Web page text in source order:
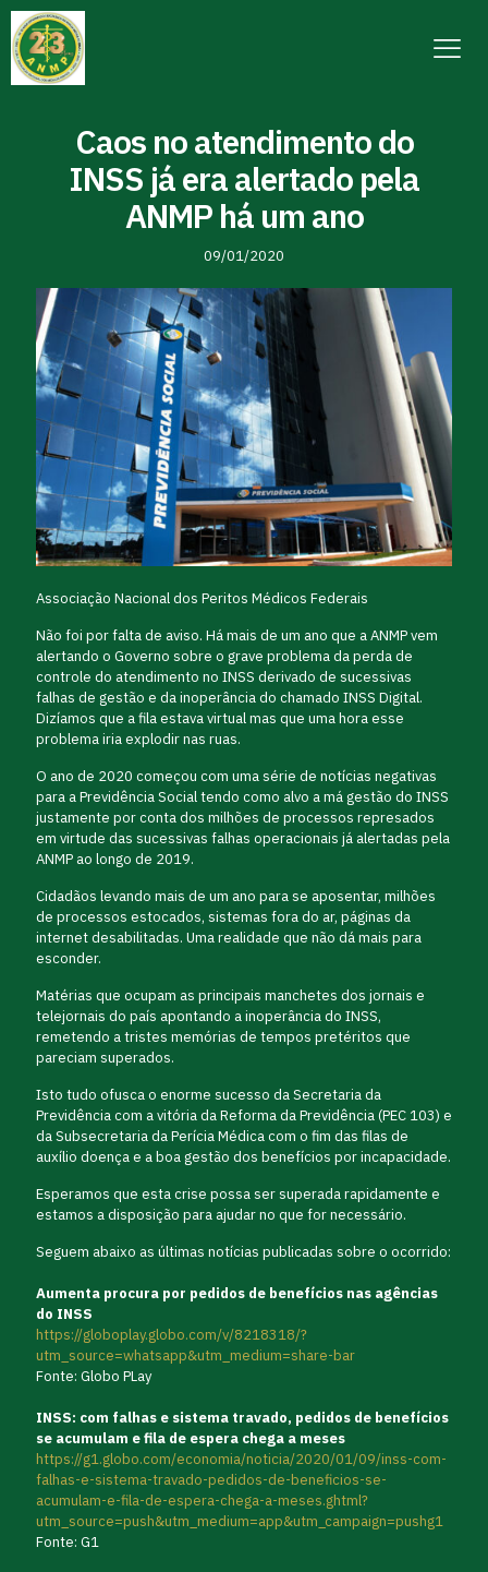
Caos no atendimento do
INSS já era alertado pela
ANMP há um ano
09/01/2020
Associação Nacional dos Peritos Médicos Federais
Não foi por falta de aviso. Há mais de um ano que a ANMP vem
alertando o Governo sobre o grave problema da perda de
controle do atendimento no INSS derivado de sucessivas
falhas de gestão e da inoperância do chamado INSS Digital.
Dizíamos que a fila estava virtual mas que uma hora esse
problema iria explodir nas ruas.
O ano de 2020 começou com uma série de notícias negativas
para a Previdência Social tendo como alvo a má gestão do INSS
justamente por conta dos milhões de processos represados
em virtude das sucessivas falhas operacionais já alertadas pela
ANMP ao longo de 2019.
Cidadãos levando mais de um ano para se aposentar, milhões
de processos estocados, sistemas fora do ar, páginas da
internet desabilitadas. Uma realidade que não dá mais para
esconder.
Matérias que ocupam as principais manchetes dos jornais e
telejornais do país apontando a inoperância do INSS,
remetendo a tristes memórias de tempos pretéritos que
pareciam superados.
Isto tudo ofusca o enorme sucesso da Secretaria da
Previdência com a vitória da Reforma da Previdência (PEC 103) e
da Subsecretaria da Perícia Médica com o fim das filas de
auxílio doença e a boa gestão dos benefícios por incapacidade.
Esperamos que esta crise possa ser superada rapidamente e
estamos a disposição para ajudar no que for necessário.
Seguem abaixo as últimas notícias publicadas sobre o ocorrido:
Aumenta procura por pedidos de benefícios nas agências
do INSS
https://globoplay.globo.com/v/8218318/?
utm_source=whatsapp&utm_medium=share-bar
Fonte: Globo PLay
INSS: com falhas e sistema travado, pedidos de benefícios
se acumulam e fila de espera chega a meses
https://g1.globo.com/economia/noticia/2020/01/09/inss-com-
falhas-e-sistema-travado-pedidos-de-beneficios-se-
acumulam-e-fila-de-espera-chega-a-meses.ghtml?
utm_source=push&utm_medium=app&utm_campaign=pushg1
Fonte: G1